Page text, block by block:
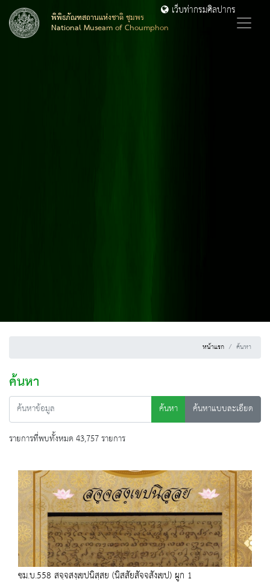
พิพิธภัณฑสถานแห่งชาติ ชุมพร
National Museam of Choumphon
เว็บท่ากรมศิลปากร
หน้าแรก ค้นหา
ค้นหา
ค้นหา
ค้นหาแบบละเอียด
รายการที่พบทั้งหมด 43,757 รายการ
ชม.บ.558 สจฺจสงฺเขปนิสฺสย (นิสสัยสัจจสังเขป) ผูก 1